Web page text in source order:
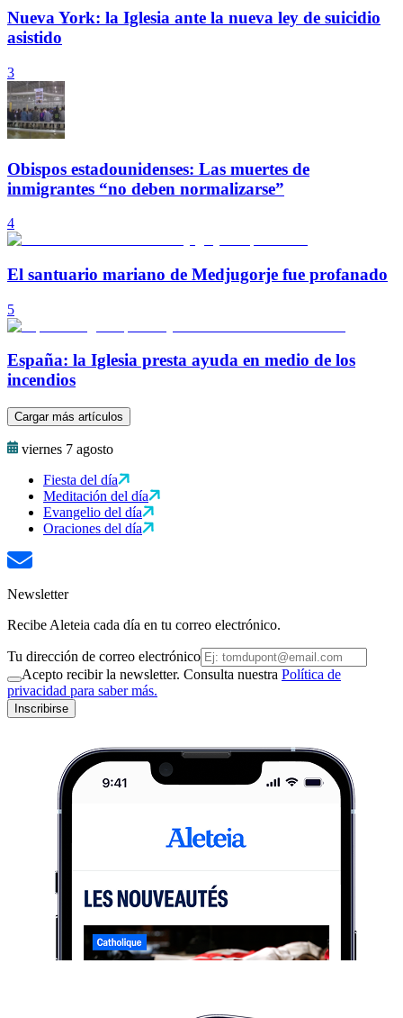
Nueva York: la Iglesia ante la nueva ley de suicidio
asistido
3
Obispos estadounidenses: Las muertes de
inmigrantes “no deben normalizarse”
4
El santuario mariano de Medjugorje fue profanado
5
España: la Iglesia presta ayuda en medio de los
incendios
Cargar más artículos
viernes 7 agosto
Fiesta del día
Meditación del día
Evangelio del día
Oraciones del día
Newsletter
Recibe Aleteia cada día en tu correo electrónico.
Tu dirección de correo electrónico
Acepto recibir la newsletter. Consulta nuestra Política de
privacidad para saber más.
Inscribirse